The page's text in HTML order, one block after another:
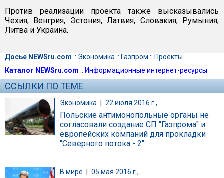
Против реализации проекта также высказывались
Чехия, Венгрия, Эстония, Латвия, Словакия, Румыния,
Литва и Украина.
Досье NEWSru.com :: Экономика :: Газпром :: Проекты
Каталог NEWSru.com :: Информационные интернет-ресурсы
ССЫЛКИ ПО ТЕМЕ
Экономика | 22 июля 2016 г.,
Польские антимонопольные органы не
согласовали создание СП "Газпрома" и
европейских компаний для прокладки
"Северного потока - 2"
В мире 05 мая 2016 г.,